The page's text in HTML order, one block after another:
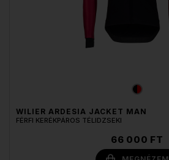
WILIER ARDESIA JACKET MAN
FÉRFI KERÉKPÁROS TÉLIDZSEKI
66 000 FT